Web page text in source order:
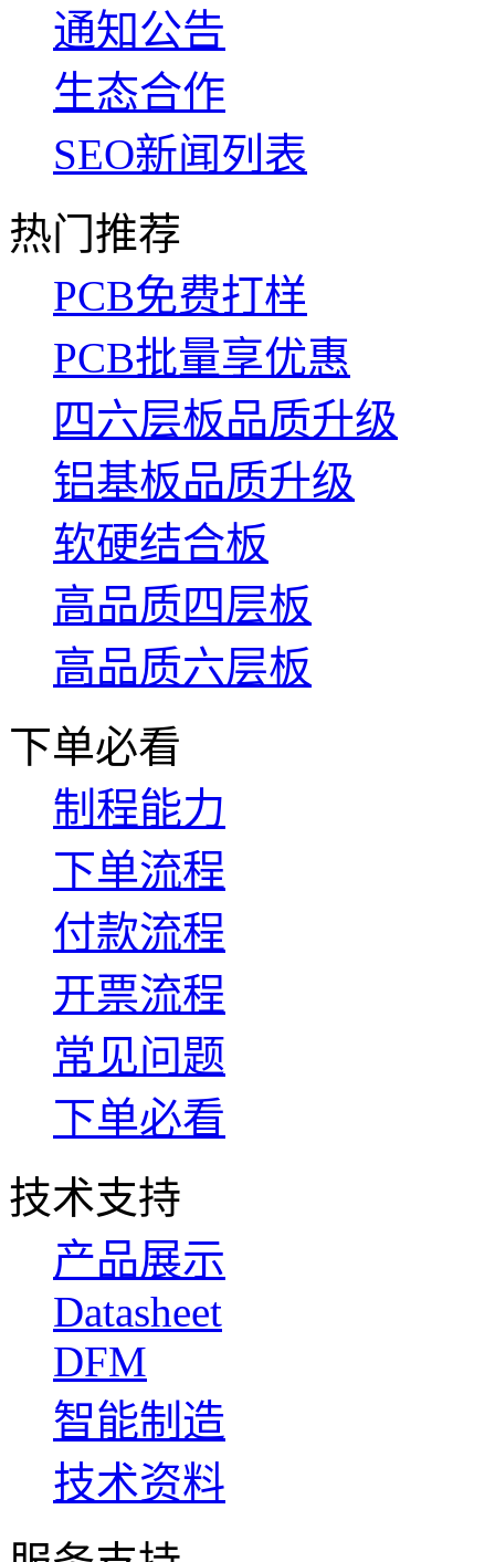
通知公告
生态合作
SEO新闻列表
热门推荐
PCB免费打样
PCB批量享优惠
四六层板品质升级
铝基板品质升级
软硬结合板
高品质四层板
高品质六层板
下单必看
制程能力
下单流程
付款流程
开票流程
常见问题
下单必看
技术支持
产品展示
Datasheet
DFM
智能制造
技术资料